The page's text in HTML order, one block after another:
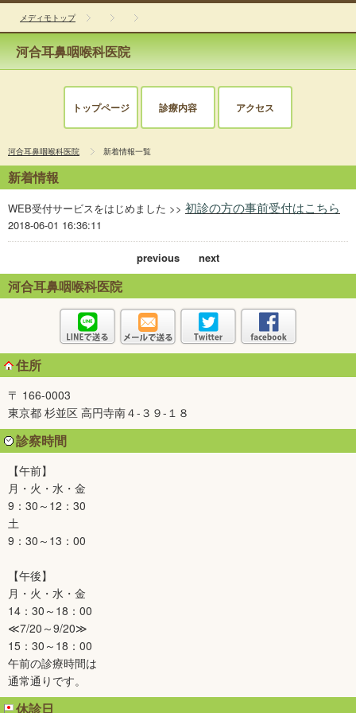
メディモトップ
河合耳鼻咽喉科医院
トップページ 診療内容 アクセス
河合耳鼻咽喉科医院 新着情報一覧
新着情報
WEB受付サービスをはじめました >> 初診の方の事前受付はこちら
2018-06-01 16:36:11
previous next
河合耳鼻咽喉科医院
住所
〒 166-0003
東京都 杉並区 高円寺南４-３９-１８
診察時間
【午前】
月・火・水・金
9：30～12：30
土
9：30～13：00
【午後】
月・火・水・金
14：30～18：00
≪7/20～9/20≫
15：30～18：00
午前の診療時間は
通常通りです。
休診日